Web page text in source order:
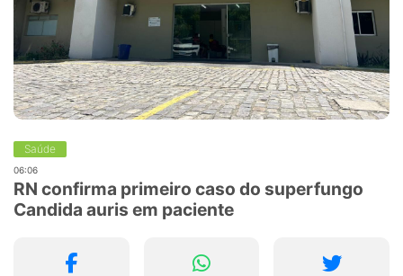
Saúde
06:06
RN confirma primeiro caso do superfungo
Candida auris em paciente